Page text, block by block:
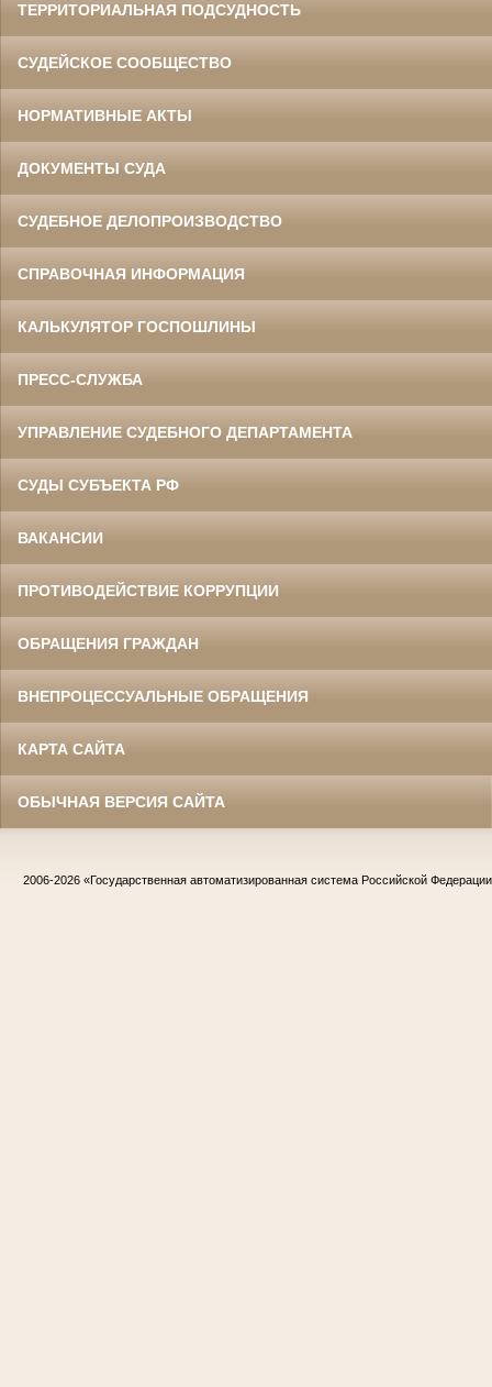
ТЕРРИТОРИАЛЬНАЯ ПОДСУДНОСТЬ
СУДЕЙСКОЕ СООБЩЕСТВО
НОРМАТИВНЫЕ АКТЫ
ДОКУМЕНТЫ СУДА
СУДЕБНОЕ ДЕЛОПРОИЗВОДСТВО
СПРАВОЧНАЯ ИНФОРМАЦИЯ
КАЛЬКУЛЯТОР ГОСПОШЛИНЫ
ПРЕСС-СЛУЖБА
УПРАВЛЕНИЕ СУДЕБНОГО ДЕПАРТАМЕНТА
СУДЫ СУБЪЕКТА РФ
ВАКАНСИИ
ПРОТИВОДЕЙСТВИЕ КОРРУПЦИИ
ОБРАЩЕНИЯ ГРАЖДАН
ВНЕПРОЦЕССУАЛЬНЫЕ ОБРАЩЕНИЯ
КАРТА САЙТА
ОБЫЧНАЯ ВЕРСИЯ САЙТА
2006-2026 «Государственная автоматизированная система Российской